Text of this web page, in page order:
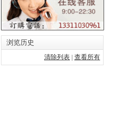
浏览历史
清除列表 | 查看所有